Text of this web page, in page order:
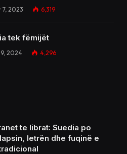
7, 2023 6,319
tek fëmijët
2024 4,296
te librat: Suedia po
letrën dhe fuqinë e